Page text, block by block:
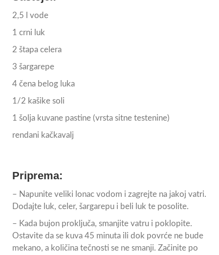
2,5 l vode
1 crni luk
2 štapa celera
3 šargarepe
4 čena belog luka
1/2 kašike soli
1 šolja kuvane pastine (vrsta sitne testenine)
rendani kačkavalj
Priprema:
– Napunite veliki lonac vodom i zagrejte na jakoj vatri.
Dodajte luk, celer, šargarepu i beli luk te posolite.
– Kada bujon proključa, smanjite vatru i poklopite.
Ostavite da se kuva 45 minuta ili dok povrće ne bude
mekano, a količina tečnosti se ne smanji. Začinite po